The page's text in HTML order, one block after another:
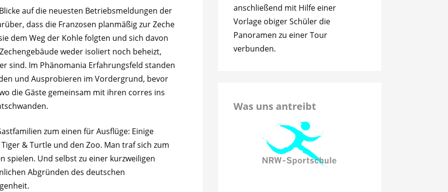
auf die neuesten Betriebsmeldungen der
dass die Franzosen planmäßig zur Zeche
dem Weg der Kohle folgten und sich davon
weder isoliert noch beheizt,
sind. Im Phänomania Erfahrungsfeld standen
und Ausprobieren im Vordergrund, bevor
die Gäste gemeinsam mit ihren corres ins
zum einen für Ausflüge: Einige
& Turtle und den Zoo. Man traf sich zum
spielen. Und selbst zu einer kurzweiligen
Abgründen des deutschen
anschließend mit Hilfe einer
Vorlage obiger Schüler die
Panoramen zu einer Tour
verbunden.
Was uns antreibt